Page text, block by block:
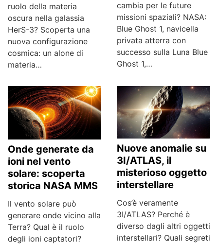
ruolo della materia
oscura nella galassia
HerS-3? Scoperta una
nuova configurazione
cosmica: un alone di
materia…
cambia per le future
missioni spaziali? NASA:
Blue Ghost 1, navicella
privata atterra con
successo sulla Luna Blue
Ghost 1,…
Onde generate da
ioni nel vento
solare: scoperta
storica NASA MMS
Il vento solare può
generare onde vicino alla
Terra? Qual è il ruolo
degli ioni captatori?
Nuove anomalie su
3I/ATLAS, il
misterioso oggetto
interstellare
Cos’è veramente
3I/ATLAS? Perché è
diverso dagli altri oggetti
interstellari? Quali segreti